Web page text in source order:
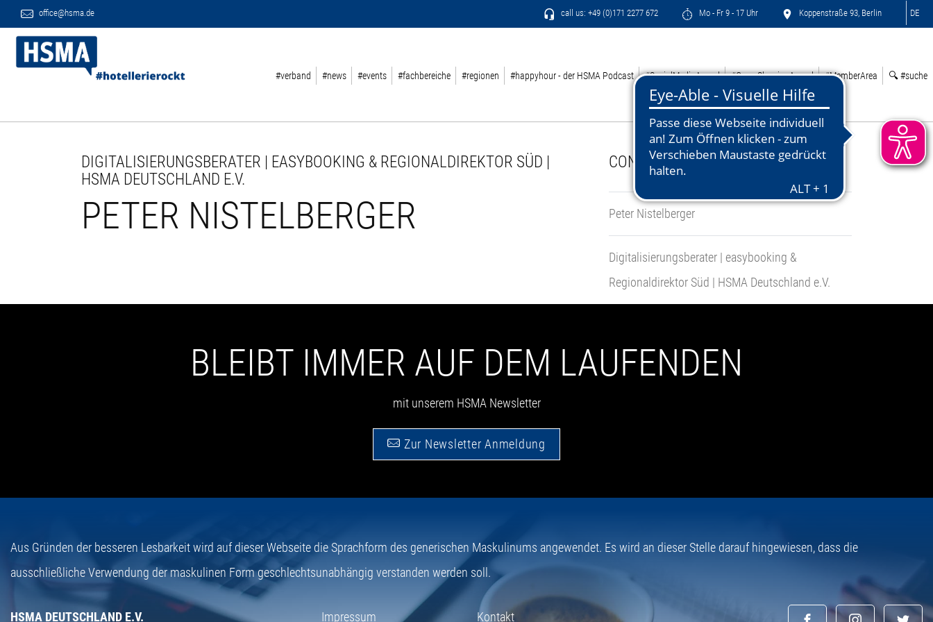
office@hsma.de call us: +49 (0)171 2277 672 Mo - Fr 9 - 17 Uhr Koppenstraße 93, Berlin DE
#verband #news #events #fachbereiche #regionen #happyhour - der HSMA Podcast #SocialMediaAward #GreenSleepingAward #MemberArea 🔍 #suche
DIGITALISIERUNGSBERATER | EASYBOOKING & REGIONALDIREKTOR SÜD |
HSMA DEUTSCHLAND E.V.
PETER NISTELBERGER
CONTACT:
Peter Nistelberger
Digitalisierungsberater | easybooking &
Regionaldirektor Süd | HSMA Deutschland e.V.
BLEIBT IMMER AUF DEM LAUFENDEN
mit unserem HSMA Newsletter
Zur Newsletter Anmeldung
Aus Gründen der besseren Lesbarkeit wird auf dieser Webseite die Sprachform des generischen Maskulinums angewendet. Es wird an dieser Stelle darauf hingewiesen, dass die
ausschließliche Verwendung der maskulinen Form geschlechtsunabhängig verstanden werden soll.
HSMA DEUTSCHLAND E.V. Impressum Kontakt